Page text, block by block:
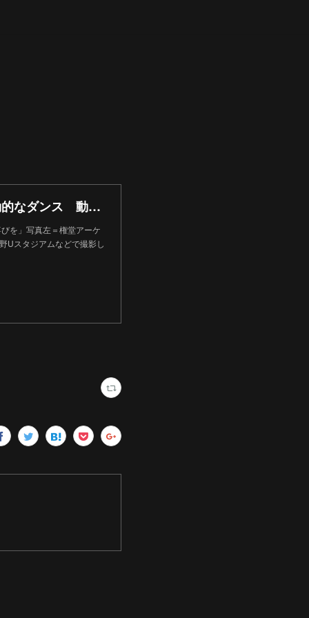
長野市の「ナチュラルムーブメント3-2-1」 ～躍動的なダンス 動画で配信 – WEB週刊長野
を」写真左＝権堂アーケ
Uスタジアムなどで撮影し